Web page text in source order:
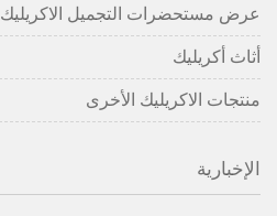
عرض مستحضرات التجميل الاكريليك
أثاث أكريليك
منتجات الاكريليك الأخرى
الإخبارية